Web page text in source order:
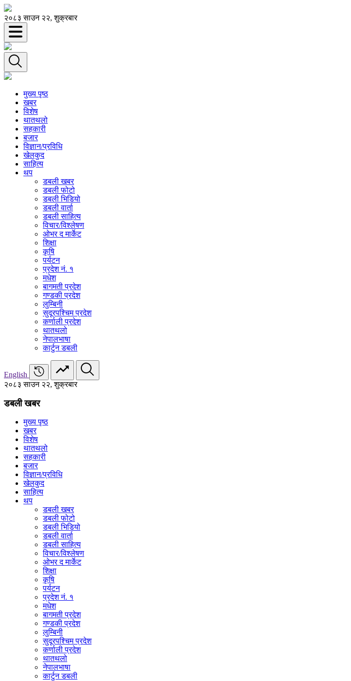
२०८३ साउन २२, शुक्रबार
मुख्य पृष्ठ
खबर
विशेष
थातथलो
सहकारी
बजार
विज्ञान/प्रविधि
खेलकुद
साहित्य
थप
डबली खबर
डबली फोटो
डबली भिडियो
डबली वार्ता
डबली साहित्य
विचार/विश्‍लेषण
ओभर द मार्केट
शिक्षा
कृषि
पर्यटन
प्रदेश नं. १
मधेश
बागमती प्रदेश
गण्डकी प्रदेश
लुम्बिनी
सुदूरपश्चिम प्रदेश
कर्णाली प्रदेश
थातथलो
नेपालभाषा
कार्टुन डबली
English
२०८३ साउन २२, शुक्रबार
डबली खबर
मुख्य पृष्ठ
खबर
विशेष
थातथलो
सहकारी
बजार
विज्ञान/प्रविधि
खेलकुद
साहित्य
थप
डबली खबर
डबली फोटो
डबली भिडियो
डबली वार्ता
डबली साहित्य
विचार/विश्‍लेषण
ओभर द मार्केट
शिक्षा
कृषि
पर्यटन
प्रदेश नं. १
मधेश
बागमती प्रदेश
गण्डकी प्रदेश
लुम्बिनी
सुदूरपश्चिम प्रदेश
कर्णाली प्रदेश
थातथलो
नेपालभाषा
कार्टुन डबली